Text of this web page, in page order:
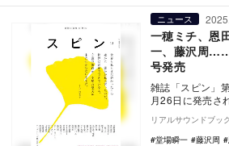
ニュース
一穂ミチ、恩
一、藤沢周
号発売
雑誌「スピン」
月26日に発売される。 ポール
の絵と共に「表
リアルサウンドブッ
堂場瞬一
藤沢周